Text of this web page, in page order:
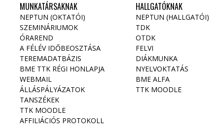
MUNKATÁRSAKNAK
NEPTUN (OKTATÓI)
SZEMINÁRIUMOK
ÓRAREND
A FÉLÉV IDŐBEOSZTÁSA
TEREMADATBÁZIS
BME TTK RÉGI HONLAPJA
WEBMAIL
ÁLLÁSPÁLYÁZATOK
TANSZÉKEK
TTK MOODLE
AFFILIÁCIÓS PROTOKOLL
HALLGATÓKNAK
NEPTUN (HALLGATÓI)
TDK
OTDK
FELVI
DIÁKMUNKA
NYELVOKTATÁS
BME ALFA
TTK MOODLE